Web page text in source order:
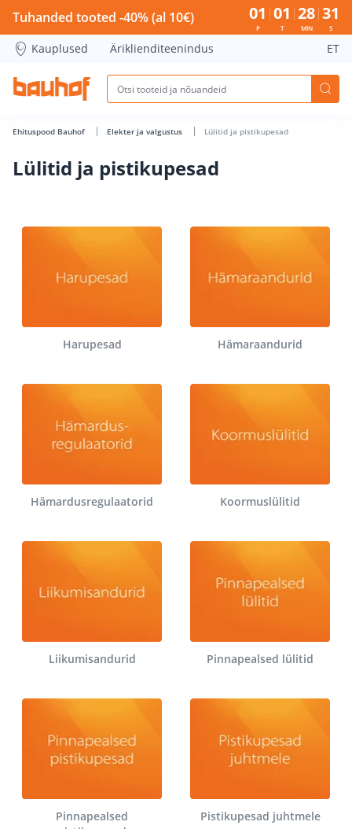
Lülitid ja pistikupesad - Bauhof has loaded
Tuhanded tooted -40% (al 10€) 01
P
01
T
28
MIN
30
S
Kauplused Äriklienditeenindus ET
Ehituspood Bauhof Elekter ja valgustus Lülitid ja pistikupesad
Lülitid ja pistikupesad
Harupesad Hämaraandurid
Hämardusregulaatorid Koormuslülitid
Liikumisandurid Pinnapealsed lülitid
Pinnapealsed
Pistikupesad juhtmele